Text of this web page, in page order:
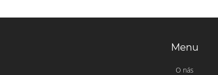
Menu
O nás